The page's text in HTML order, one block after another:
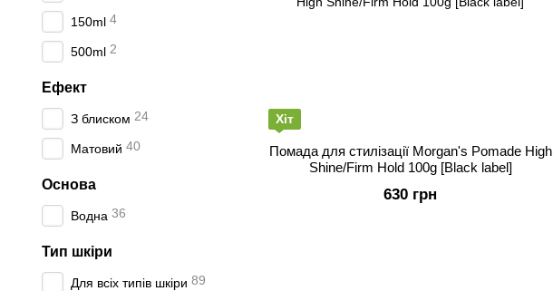
Хіт
Помада для стилізації Morgan's Pomade High
Shine/Firm Hold 100g [Black label]
630 грн
150ml 4
500ml 2
Ефект
З блиском 24
Матовий 40
Основа
Водна 36
Тип шкіри
Для всіх типів шкіри 89